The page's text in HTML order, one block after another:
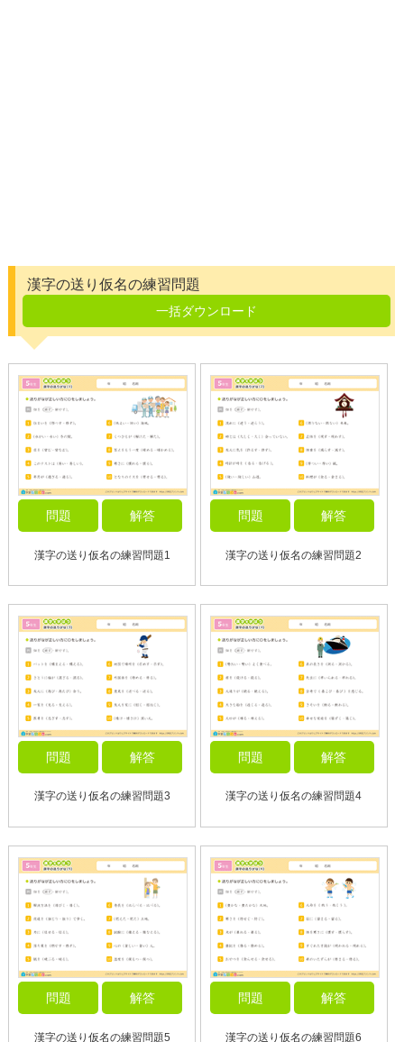
漢字の送り仮名の練習問題
一括ダウンロード
問題 解答
漢字の送り仮名の練習問題1
問題 解答
漢字の送り仮名の練習問題2
問題 解答
漢字の送り仮名の練習問題3
問題 解答
漢字の送り仮名の練習問題4
問題 解答
漢字の送り仮名の練習問題5
問題 解答
漢字の送り仮名の練習問題6